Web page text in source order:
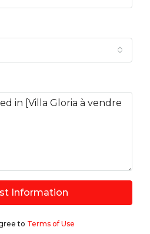
Information
to Terms of Use